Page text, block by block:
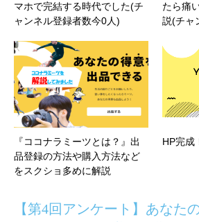
マホで完結する時代でした(チ
ャンネル登録者数今0人)
たら痛
説(チャ
『ココナラミーツとは？』出
品登録の方法や購入方法など
をスクショ多めに解説
HP完成
【第4回アンケート】あなた